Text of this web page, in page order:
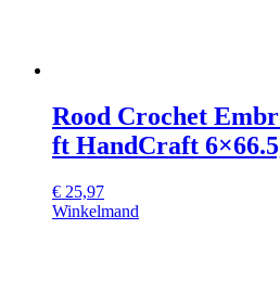
Rood Crochet
ft HandCraft
€ 25,97
Winkelmand